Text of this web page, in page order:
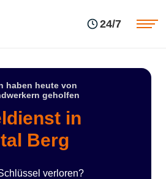
24/7
haben heute von
geholfen
in
Berg
verloren?